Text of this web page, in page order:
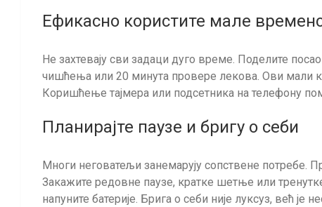
Ефикасно користите мале
Не захтевају сви задаци дуго време. Поделите
чишћења или 20 минута провере лекова. Ови мали
Коришћење тајмера или подсетника на телефону
Планирајте паузе и бригу о себи
Многи неговатељи занемарују сопствене
Закажите редовне паузе, кратке шетње или
напуните батерије. Брига о себи није луксуз, већ је